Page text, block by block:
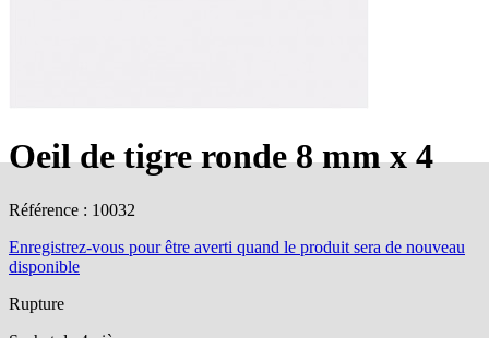
Oeil de tigre ronde 8 mm x 4
Référence : 10032
Enregistrez-vous pour être averti quand le produit sera de nouveau
disponible
Rupture